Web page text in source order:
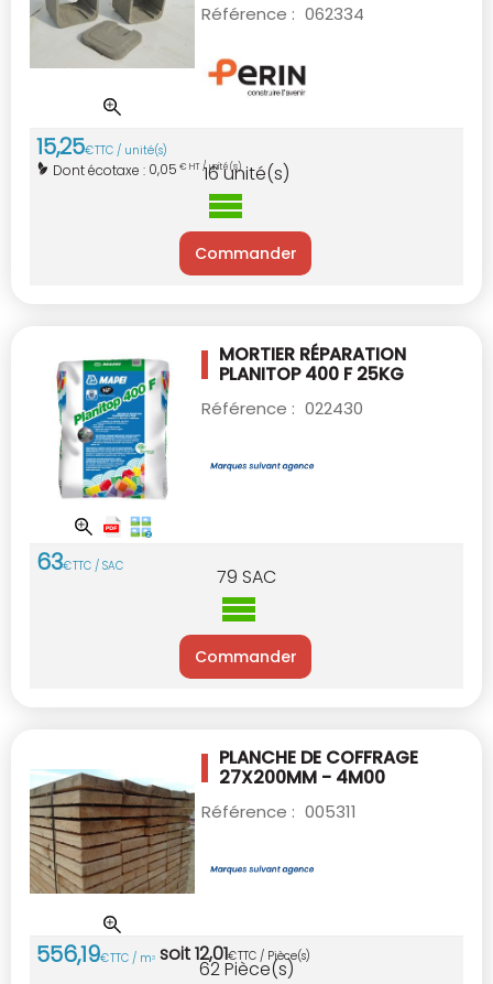
Référence : 062334
15,25€TTC / unité(s)
Dont écotaxe : 0,05 € HT / unité(s)
16unité(s)
Commander
MORTIER RÉPARATION
PLANITOP 400 F 25KG
Référence : 022430
63€TTC / SAC 79 SAC
Commander
PLANCHE DE COFFRAGE
27X200MM - 4M00
Référence : 005311
556,19€TTC / m3 soit12,01€TTC / Pièce(s)
62Pièce(s)